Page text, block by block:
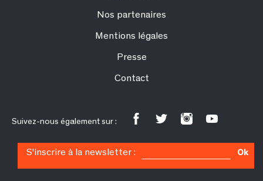
Nos partenaires
Mentions légales
Presse
Contact
Suivez-nous également sur :
S'inscrire à la newsletter : Ok